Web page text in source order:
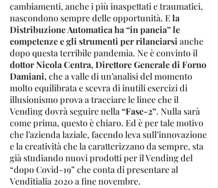
cambiamenti, anche i più inaspettati e traumatici,
nascondono sempre delle opportunità. Ela
Distribuzione Automatica ha “in pancia” le
competenze e gli strumenti per rilanciarsianche
dopo questa terribile pandemia. Ne è convinto il
dottor Nicola Centra, Direttore Generale di Forno
Damiani, che a valle di un’analisi del momento
molto equilibrata e scevra di inutili esercizi di
illusionismo prova a tracciare le linee che il
Vending dovrà seguire nella“Fase-2”. Nulla sarà
come prima, questo è chiaro. Ed è per tale motivo
che l’azienda laziale, facendo leva sull’innovazione
e la creatività che la caratterizzano da sempre, sta
già studiando nuovi prodotti per il Vending del
“dopo Covid-19” che conta di presentare al
Venditialia 2020 a fine novembre.